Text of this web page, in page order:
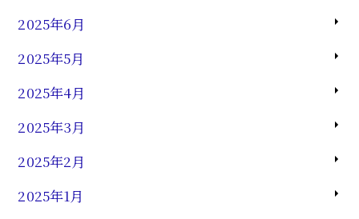
2025年6月
2025年5月
2025年4月
2025年3月
2025年2月
2025年1月